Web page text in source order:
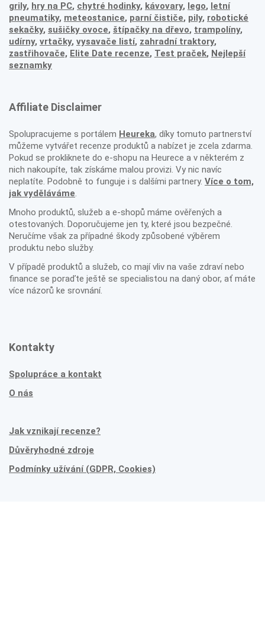
grily, hry na PC, chytré hodinky, kávovary, lego, letní
pneumatiky, meteostanice, parní čističe, pily, robotické
sekačky, sušičky ovoce, štípačky na dřevo, trampolíny,
udírny, vrtačky, vysavače listí, zahradní traktory,
zastřihovače, Elite Date recenze, Test praček, Nejlepší
seznamky
Affiliate Disclaimer
Spolupracujeme s portálem Heureka, díky tomuto partnerství
můžeme vytvářet recenze produktů a nabízet je zcela zdarma.
Pokud se prokliknete do e-shopu na Heurece a v některém z
nich nakoupíte, tak získáme malou provizi. Vy nic navíc
neplatíte. Podobně to funguje i s dalšími partnery. Více o tom,
jak vyděláváme.
Mnoho produktů, služeb a e-shopů máme ověřených a
otestovaných. Doporučujeme jen ty, které jsou bezpečné.
Neručíme však za případné škody způsobené výběrem
produktu nebo služby.
V případě produktů a služeb, co mají vliv na vaše zdraví nebo
finance se poraďte ještě se specialistou na daný obor, ať máte
více názorů ke srovnání.
Kontakty
Spolupráce a kontakt
O nás
Jak vznikají recenze?
Důvěryhodné zdroje
Podmínky užívání (GDPR, Cookies)